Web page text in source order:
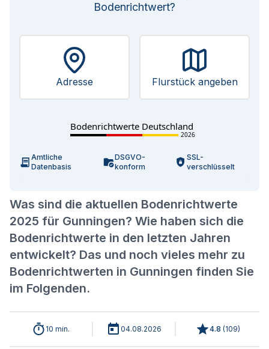
Was sind die aktuellen Bodenrichtwerte
2025 für Gunningen? Wie haben sich die
Bodenrichtwerte in den letzten Jahren
entwickelt? Das und noch vieles mehr zu
Bodenrichtwerten in Gunningen finden Sie
im Folgenden.
Bodenrichtwert?
Adresse Flurstück angeben
Bodenrichtwerte Deutschland
2026
Amtliche
Datenbasis
DSGVO-
konform
SSL-
verschlüsselt
10 min. 04.08.2026 4.8 (109)